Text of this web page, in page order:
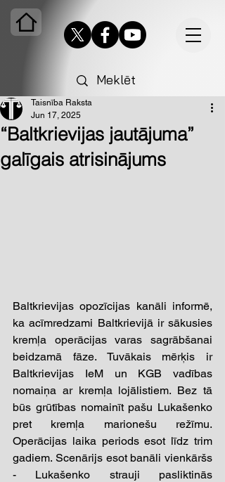
“Baltkrievijas jautājuma”
galīgais atrisinājums
Taisnība Raksta
Jun 17, 2025
Baltkrievijas opozīcijas kanāli informē,
ka acīmredzami Baltkrievijā ir sākusies
kremļa operācijas varas sagrābšanai
beidzamā fāze. Tuvākais mērķis ir
Baltkrievijas IeM un KGB vadības
nomaiņa ar kremļa lojālistiem. Bez tā
būs grūtības nomainīt pašu Lukašenko
pret kremļa marionešu režīmu.
Operācijas laika periods esot līdz trim
gadiem. Scenārijs esot banāli vienkāršs
- Lukašenko strauji pasliktinās